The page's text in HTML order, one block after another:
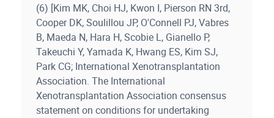
(6) [Kim MK, Choi HJ, Kwon I, Pierson RN 3rd,
Cooper DK, Soulillou JP, O'Connell PJ, Vabres
B, Maeda N, Hara H, Scobie L, Gianello P,
Takeuchi Y, Yamada K, Hwang ES, Kim SJ,
Park CG; International Xenotransplantation
Association. The International
Xenotransplantation Association consensus
statement on conditions for undertaking